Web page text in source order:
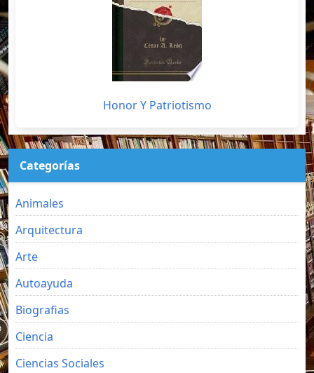
Honor Y Patriotismo
Categorías
Animales
Arquitectura
Arte
Autoayuda
Biografias
Ciencia
Ciencias Sociales